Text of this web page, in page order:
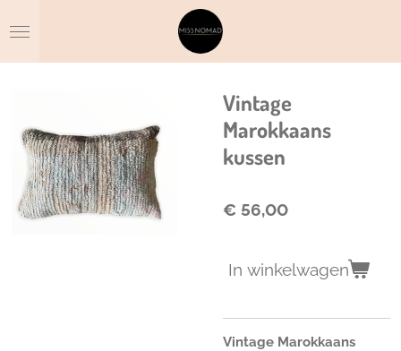
direct
Vintage
Marokkaans
kussen
€ 56,00
In winkelwagen
Vintage Marokkaans